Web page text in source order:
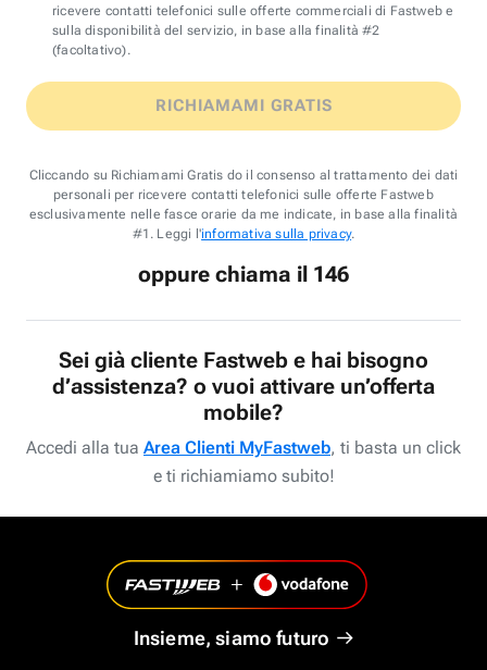
ricevere contatti telefonici sulle offerte commerciali di Fastweb e
sulla disponibilità del servizio, in base alla finalità #2
(facoltativo).
RICHIAMAMI GRATIS
Cliccando su Richiamami Gratis do il consenso al trattamento dei dati
personali per ricevere contatti telefonici sulle offerte Fastweb
esclusivamente nelle fasce orarie da me indicate, in base alla finalità
#1. Leggi l'informativa sulla privacy.
oppure chiama il 146
Sei già cliente Fastweb e hai bisogno
d’assistenza? o vuoi attivare un’offerta
mobile?
Accedi alla tua Area Clienti MyFastweb, ti basta un click
e ti richiamiamo subito!
Insieme, siamo futuro